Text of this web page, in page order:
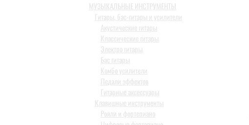
МУЗЫКАЛЬНЫЕ ИНСТРУМЕНТЫ
Гитары, бас-гитары и усилители
Акустические гитары
Классические гитары
Электро гитары
Бас гитары
Комбо усилители
Педали эффектов
Гитарные аксессуары
Клавишные инструменты
Рояли и фортепиано